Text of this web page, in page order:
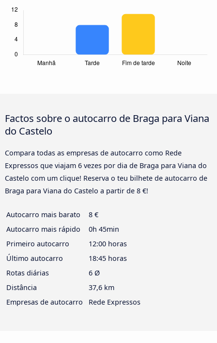
Factos sobre o autocarro de Braga para Viana
do Castelo
Compara todas as empresas de autocarro como Rede
Expressos que viajam 6 vezes por dia de Braga para Viana do
Castelo com um clique! Reserva o teu bilhete de autocarro de
Braga para Viana do Castelo a partir de 8 €!
Autocarro mais barato
8 €
Autocarro mais rápido
0h 45min
Primeiro autocarro
12:00 horas
Último autocarro
18:45 horas
Rotas diárias
6 Ø
Distância
37,6 km
Empresas de autocarro
Rede Expressos